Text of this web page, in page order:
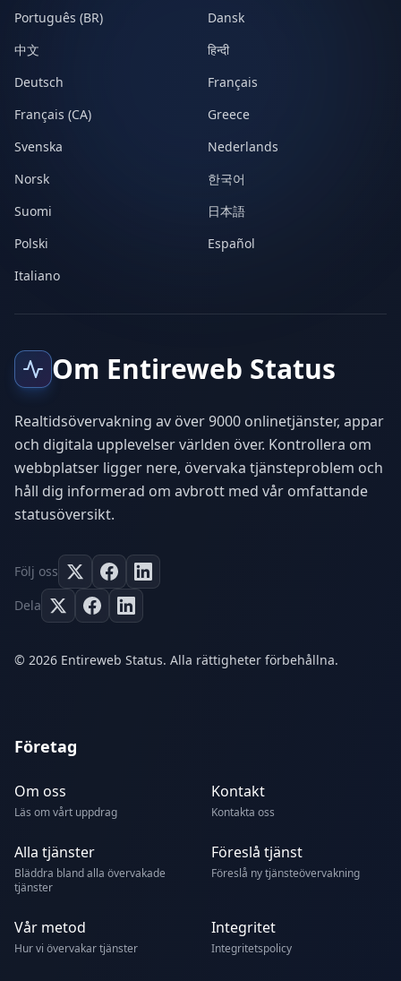
Português (BR)
Dansk
中文
हिन्दी
Deutsch
Français
Français (CA)
Greece
Svenska
Nederlands
Norsk
한국어
Suomi
日本語
Polski
Español
Italiano
Om Entireweb Status
Realtidsövervakning av över 9000 onlinetjänster, appar
och digitala upplevelser världen över. Kontrollera om
webbplatser ligger nere, övervaka tjänsteproblem och
håll dig informerad om avbrott med vår omfattande
statusöversikt.
Följ oss
Dela
© 2026 Entireweb Status. Alla rättigheter förbehållna.
Företag
Om oss
Läs om vårt uppdrag
Kontakt
Kontakta oss
Alla tjänster
Bläddra bland alla övervakade
tjänster
Föreslå tjänst
Föreslå ny tjänsteövervakning
Vår metod
Hur vi övervakar tjänster
Integritet
Integritetspolicy